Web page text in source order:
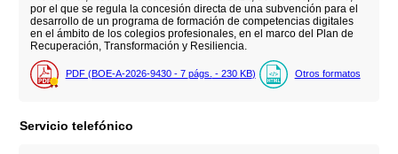
por el que se regula la concesión directa de una subvención para el
desarrollo de un programa de formación de competencias digitales
en el ámbito de los colegios profesionales, en el marco del Plan de
Recuperación, Transformación y Resiliencia.
PDF (BOE-A-2026-9430 - 7 págs. - 230 KB) Otros formatos
Servicio telefónico